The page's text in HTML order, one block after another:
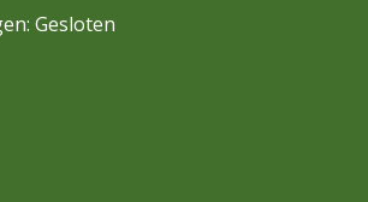
Gesloten